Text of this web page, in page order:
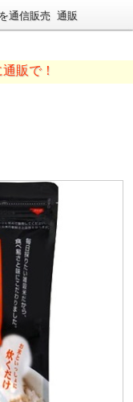
通信販売 通販
で！